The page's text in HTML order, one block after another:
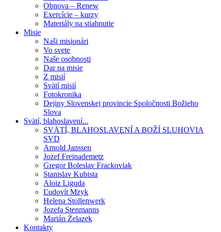
Obnova – Renew
Exercície – kurzy
Materiály na stiahnutie
Misie
Naši misionári
Vo svete
Naše osobnosti
Dar na misie
Z misií
Svätí misií
Fotokronika
Dejiny Slovenskej provincie Spoločnosti Božieho
Slova
Svätí, blahoslavení...
SVÄTÍ, BLAHOSLAVENÍ A BOŽÍ SLUHOVIA
SVD
Arnold Janssen
Jozef Freinademetz
Gregor Boleslav Frackoviak
Stanislav Kubista
Aloiz Liguda
Ľudovít Mzyk
Helena Stollenwerk
Jozefa Stenmanns
Marián Żelazek
Kontakty